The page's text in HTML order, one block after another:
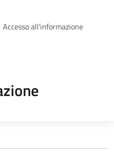
Accesso all'informazione